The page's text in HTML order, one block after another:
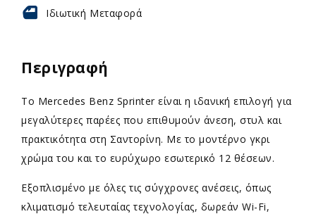
Ιδιωτική Μεταφορά
Περιγραφή
Το Mercedes Benz Sprinter είναι η ιδανική επιλογή για
μεγαλύτερες παρέες που επιθυμούν άνεση, στυλ και
πρακτικότητα στη Σαντορίνη. Με το μοντέρνο γκρι
χρώμα του και το ευρύχωρο εσωτερικό 12 θέσεων.
Εξοπλισμένο με όλες τις σύγχρονες ανέσεις, όπως
κλιματισμό τελευταίας τεχνολογίας, δωρεάν Wi-Fi,